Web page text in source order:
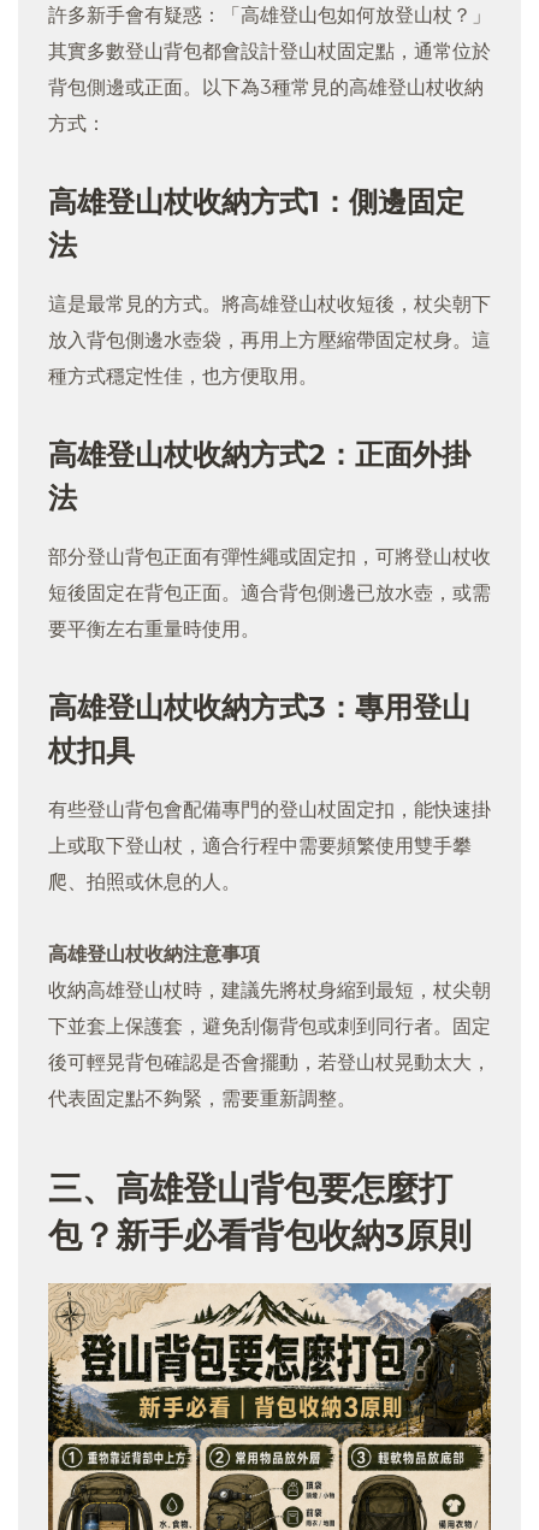
許多新手會有疑惑：「高雄登山包如何放登山杖？」
其實多數登山背包都會設計登山杖固定點，通常位於
背包側邊或正面。以下為3種常見的高雄登山杖收納
方式：
高雄登山杖收納方式1：側邊固定
法
這是最常見的方式。將高雄登山杖收短後，杖尖朝下
放入背包側邊水壺袋，再用上方壓縮帶固定杖身。這
種方式穩定性佳，也方便取用。
高雄登山杖收納方式2：正面外掛
法
部分登山背包正面有彈性繩或固定扣，可將登山杖收
短後固定在背包正面。適合背包側邊已放水壺，或需
要平衡左右重量時使用。
高雄登山杖收納方式3：專用登山
杖扣具
有些登山背包會配備專門的登山杖固定扣，能快速掛
上或取下登山杖，適合行程中需要頻繁使用雙手攀
爬、拍照或休息的人。
高雄登山杖收納注意事項
收納高雄登山杖時，建議先將杖身縮到最短，杖尖朝
下並套上保護套，避免刮傷背包或刺到同行者。固定
後可輕晃背包確認是否會擺動，若登山杖晃動太大，
代表固定點不夠緊，需要重新調整。
三、高雄登山背包要怎麼打
包？新手必看背包收納3原則